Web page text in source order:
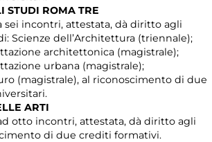
STUDI ROMA TRE
sei incontri, attestata, dà diritto agli
Scienze dell’Architettura (triennale);
architettonica (magistrale);
urbana (magistrale);
(magistrale), al riconoscimento di due
ARTI
otto incontri, attestata, dà diritto agli
di due crediti formativi.